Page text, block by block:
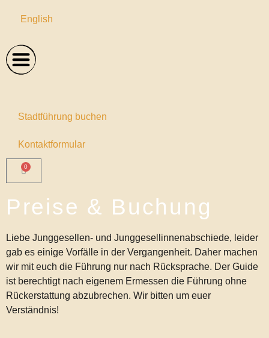
English
Stadtführung buchen
Kontaktformular
0
Preise & Buchung
Liebe Junggesellen- und Junggesellinnenabschiede, leider
gab es einige Vorfälle in der Vergangenheit. Daher machen
wir mit euch die Führung nur nach Rücksprache. Der Guide
ist berechtigt nach eigenem Ermessen die Führung ohne
Rückerstattung abzubrechen. Wir bitten um euer
Verständnis!